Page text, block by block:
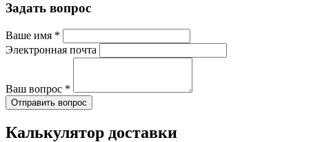
Задать вопрос
Ваше имя *
Электронная почта
Ваш вопрос *
Отправить вопрос
Калькулятор доставки